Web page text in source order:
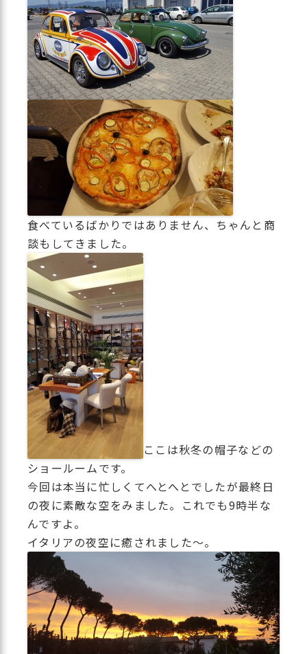
食べているばかりではありません、ちゃんと商
談もしてきました。
ここは秋冬の帽子などの
ショールームです。
今回は本当に忙しくてへとへとでしたが最終日
の夜に素敵な空をみました。これでも9時半な
んですよ。
イタリアの夜空に癒されました～。